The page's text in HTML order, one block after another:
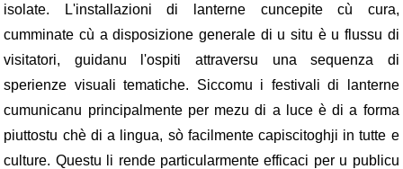
isolate. L'installazioni di lanterne cuncepite cù cura,
cumminate cù a disposizione generale di u situ è ​​u flussu di
visitatori, guidanu l'ospiti attraversu una sequenza di
sperienze visuali tematiche. Siccomu i festivali di lanterne
cumunicanu principalmente per mezu di a luce è di a forma
piuttostu chè di a lingua, sò facilmente capiscitoghji in tutte e
culture. Questu li rende particularmente efficaci per u publicu